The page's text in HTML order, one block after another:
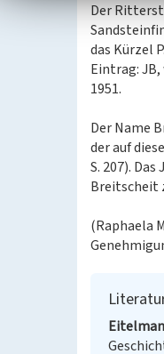
Der
das Kürzel
Eintrag:
1951.
Der Name
der auf
S. 207).
Breitscheit
(Raphaela